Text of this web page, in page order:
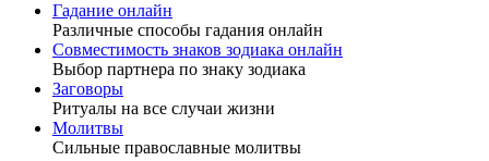
Гадание онлайн
Различные способы гадания онлайн
Совместимость знаков зодиака онлайн
Выбор партнера по знаку зодиака
Заговоры
Ритуалы на все случаи жизни
Молитвы
Сильные православные молитвы